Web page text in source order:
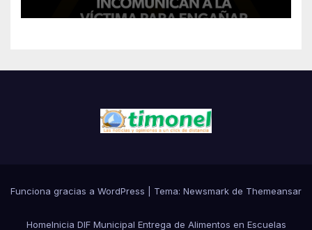
Funciona gracias a WordPress Tema: Newsmark de Themeansar
HomeInicia DIF Municipal Entrega de Alimentos en Escuelas